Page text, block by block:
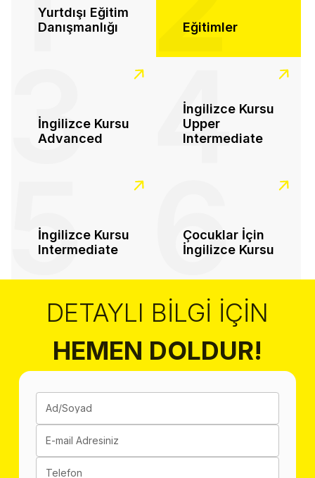
Yurtdışı Eğitim
Danışmanlığı
Eğitimler
İngilizce Kursu
Advanced
3
İngilizce Kursu
Upper
Intermediate
4
İngilizce Kursu
Intermediate
5
Çocuklar İçin
İngilizce Kursu
6
DETAYLI BILGI İÇIN
HEMEN DOLDUR!
Ad/Soyad
E-mail Adresiniz
Telefon